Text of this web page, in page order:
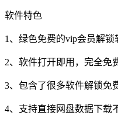
软件特色
1、绿色免费的vip会员解锁
2、软件打开即用，完全免
3、包含了很多软件解锁免
4、支持直接网盘数据下载